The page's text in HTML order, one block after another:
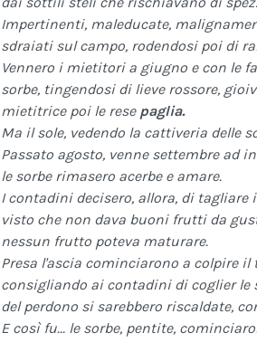
Impertinenti, maleducate,
sdraiati sul campo, rodendosi poi di
Vennero i mietitori a giugno e con le
sorbe, tingendosi di lieve rossore,
mietitrice poi le rese paglia.
Ma il sole, vedendo la cattiveria delle
Passato agosto, venne settembre ad
le sorbe rimasero acerbe e amare.
I contadini decisero, allora, di
visto che non dava buoni frutti da
nessun frutto poteva maturare.
Presa l'ascia cominciarono a colpire il
consigliando ai contadini di coglier le
del perdono si sarebbero riscaldate,
E così fu... le sorbe, pentite,